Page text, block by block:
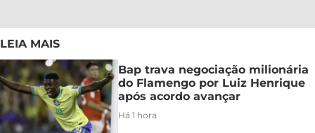
LEIA MAIS
Bap trava negociação milionária
do Flamengo por Luiz Henrique
após acordo avançar
Há 1 hora